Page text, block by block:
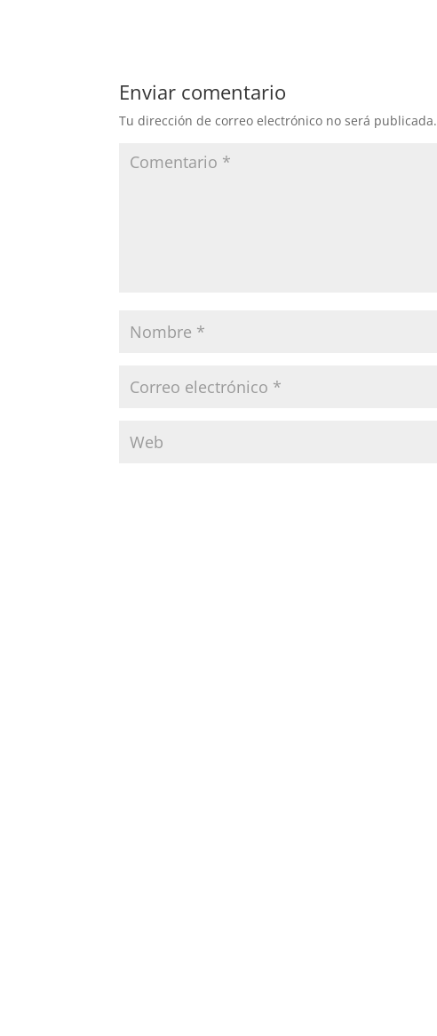
Enviar comentario
Tu dirección de correo electrónico no será publicada.